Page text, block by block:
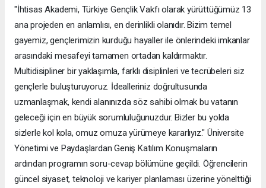
"İhtisas Akademi, Türkiye Gençlik Vakfı olarak yürüttüğümüz 13
ana projeden en anlamlısı, en derinlikli olanıdır. Bizim temel
gayemiz, gençlerimizin kurduğu hayaller ile önlerindeki imkanlar
arasındaki mesafeyi tamamen ortadan kaldırmaktır.
Multidisipliner bir yaklaşımla, farklı disiplinleri ve tecrübeleri siz
gençlerle buluşturuyoruz. İdealleriniz doğrultusunda
uzmanlaşmak, kendi alanınızda söz sahibi olmak bu vatanın
geleceği için en büyük sorumluluğunuzdur. Bizler bu yolda
sizlerle kol kola, omuz omuza yürümeye kararlıyız." Üniversite
Yönetimi ve Paydaşlardan Geniş Katılım Konuşmaların
ardından programın soru-cevap bölümüne geçildi. Öğrencilerin
güncel siyaset, teknoloji ve kariyer planlaması üzerine yönelttiği